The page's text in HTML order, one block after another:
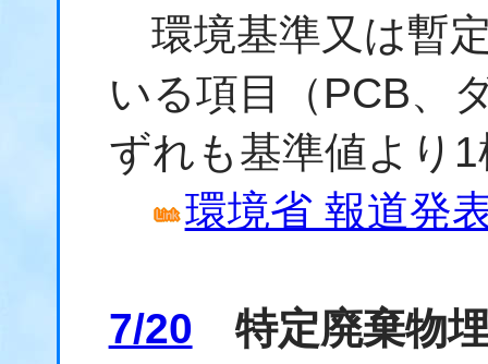
環境基準又は暫
いる項目（PCB、
ずれも基準値より
環境省 報道発
7/20 特定廃棄物